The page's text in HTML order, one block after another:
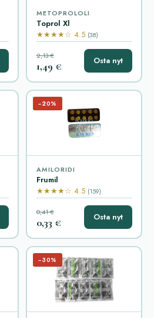
METOPROLOLI
Toprol Xl
★★★★☆ 4.5 (38)
2,13 €
1,49 € Osta nyt
−20%
AMILORIDI
Frumil
★★★★☆ 4.5 (159)
0,41 €
0,33 € Osta nyt
−30%